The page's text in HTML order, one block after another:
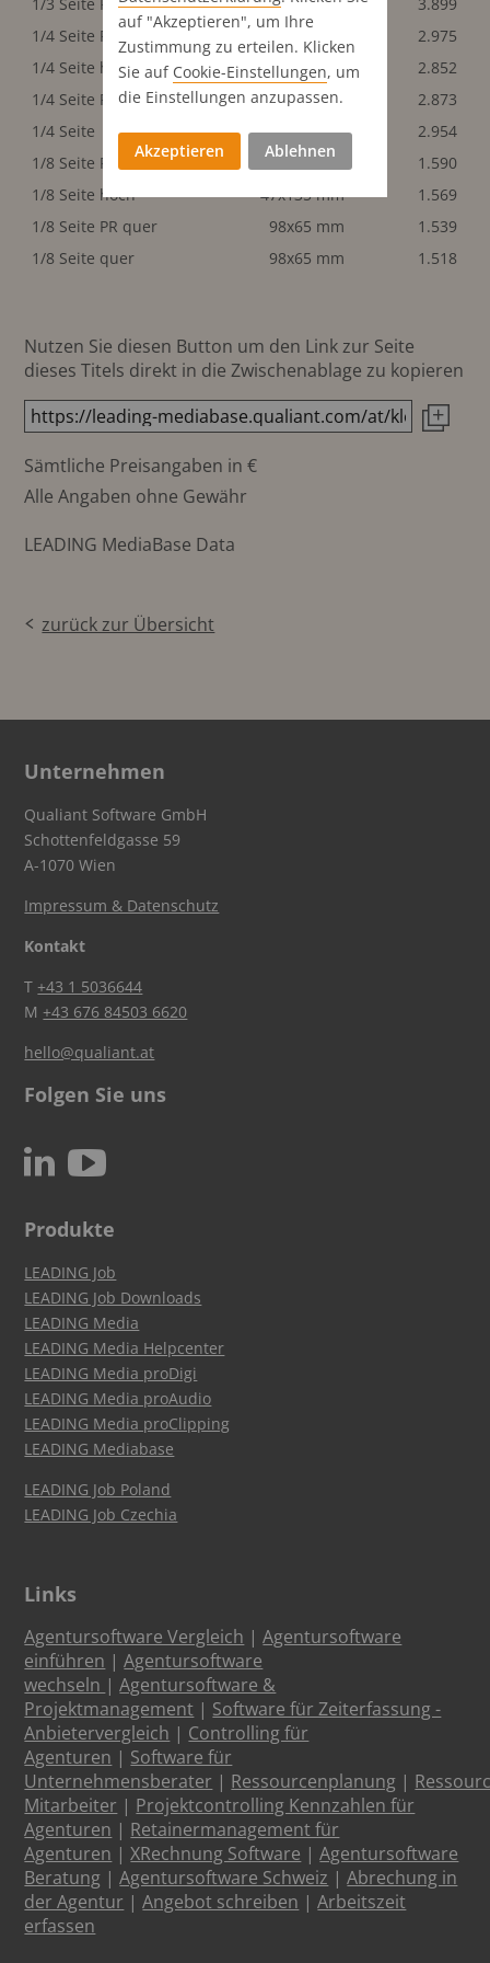
1/4 Seite PR quer
2.975
1/4 Seite hoch
47x260 mm
2.852
1/4 Seite PR hoch
47x260 mm
2.873
1/4 Seite
98x135 mm
2.954
1/8 Seite PR
47x135 mm
1.590
1/8 Seite hoch
47x135 mm
1.569
1/8 Seite PR quer
98x65 mm
1.539
1/8 Seite quer
98x65 mm 1.518
Nutzen Sie diesen Button um den Link zur Seite
dieses Titels direkt in die Zwischenablage zu kopieren
Sämtliche Preisangaben in €
Alle Angaben ohne Gewähr
LEADING MediaBase Data
zurück zur Übersicht
Unternehmen
Qualiant Software GmbH
Schottenfeldgasse 59
A-1070 Wien
Impressum & Datenschutz
Kontakt
T+43 1 5036644
M+43 676 84503 6620
hello@qualiant.at
Folgen Sie uns
N c
Produkte
LEADING Job
LEADING Job Downloads
LEADING Media
LEADING Media Helpcenter
LEADING Media proDigi
LEADING Media proAudio
LEADING Media proClipping
LEADING Mediabase
LEADING Job Poland
LEADING Job Czechia
Links
Agentursoftware Vergleich |Agentursoftware
einführen |Agentursoftware
wechseln |Agentursoftware &
Projektmanagement | Software für Zeiterfassung -
Anbietervergleich | Controlling für
Agenturen | Software für
Unternehmensberater | Ressourcenplanung |
Mitarbeiter | Projektcontrolling Kennzahlen für
Agenturen | Retainermanagement für
Agenturen |XRechnung Software |Agentursoftware
Beratung |Agentursoftware Schweiz |Abrechung in
der Agentur |Angebot schreiben |Arbeitszeit
erfassen
auf "Akzeptieren", um Ihre
Zustimmung zu erteilen. Klicken
Sie auf Cookie-Einstellungen, um
die Einstellungen anzupassen.
Akzeptieren Ablehnen